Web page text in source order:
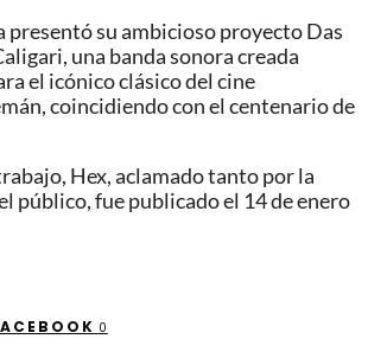
presentó su ambicioso proyecto Das
una banda sonora creada
el icónico clásico del cine
coincidiendo con el centenario de
Hex, aclamado tanto por la
público, fue publicado el 14 de enero
0